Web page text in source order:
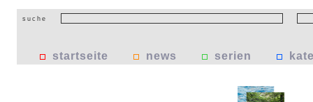
suche
startseite news serien